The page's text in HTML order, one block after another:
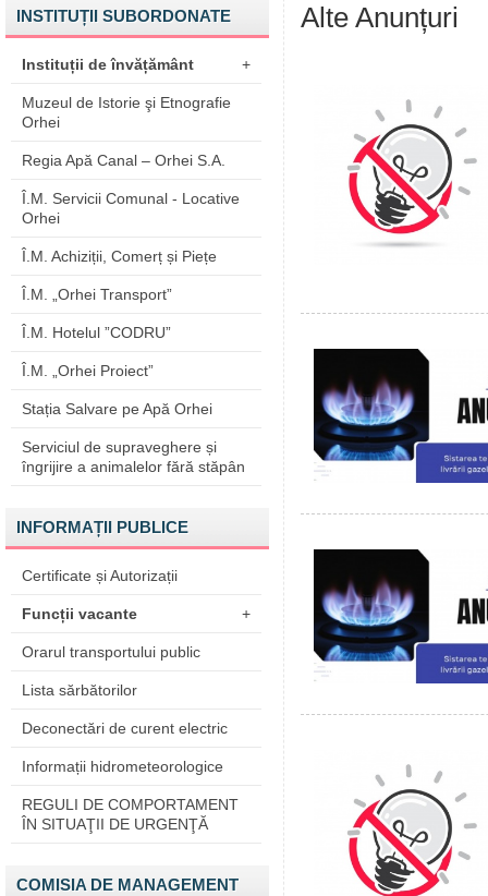
INSTITUȚII SUBORDONATE
Instituții de învățământ +
Muzeul de Istorie şi Etnografie
Orhei
Regia Apă Canal – Orhei S.A.
Î.M. Servicii Comunal - Locative
Orhei
Î.M. Achiziții, Comerț și Piețe
Î.M. „Orhei Transport”
Î.M. Hotelul ”CODRU”
Î.M. „Orhei Proiect”
Stația Salvare pe Apă Orhei
Serviciul de supraveghere și
îngrijire a animalelor fără stăpân
INFORMAȚII PUBLICE
Certificate și Autorizații
Funcții vacante +
Orarul transportului public
Lista sărbătorilor
Deconectări de curent electric
Informații hidrometeorologice
REGULI DE COMPORTAMENT
ÎN SITUAŢII DE URGENŢĂ
COMISIA DE MANAGEMENT
Alte Anunțuri